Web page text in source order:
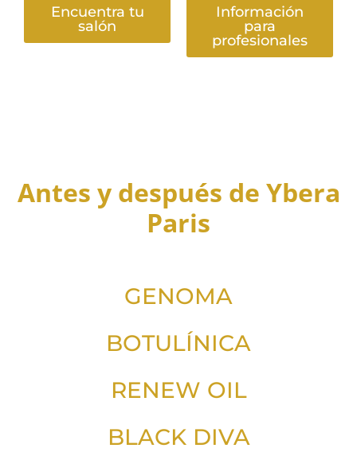
Encuentra tu
salón
Información
para
profesionales
Antes y después de Ybera
Paris
GENOMA
BOTULÍNICA
RENEW OIL
BLACK DIVA